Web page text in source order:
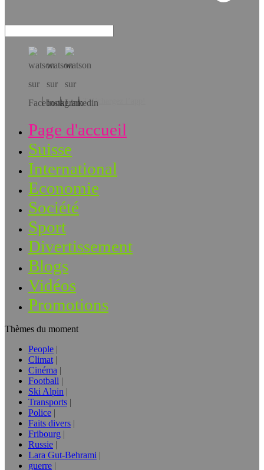
Téléchargez l’app!
Page d'accueil
Suisse
International
Economie
Société
Sport
Divertissement
Blogs
Vidéos
Promotions
Thèmes du moment
People
Climat
Cinéma
Football
Ski Alpin
Transports
Police
Faits divers
Fribourg
Russie
Lara Gut-Behrami
guerre